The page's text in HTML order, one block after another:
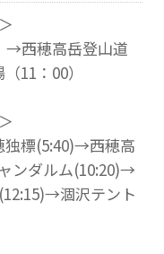
→西穂高岳登山道
11：00）
標(5:40)→西穂高
ンダルム(10:20)→
涸沢テント